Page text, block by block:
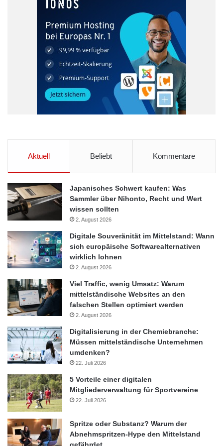
immer noch um 6 Prozent unter dem Vorjahreswert.
Laut CEO Schmidt ist Google nun zu kleineren, aber auch
großen strategischen Zukäufen bereit, wenn damit
Internetnutzer erreicht würden, die Google bisher nicht
ansprechen könne. Deshalb dürften große Akquisitionen sehr
selten bleiben, sagte Schmidt. Kleinere Übernahmen sollen
Google helfen, die Aktivitäten mit Geschäftskunden, den
Webbrowser Google Chrome sowie das Handy-Betriebssystem
Android zu verbessern.
(DDP)
Google Internet Konjunktur
Mountain View USA
Wirtschaftskennzahlen
Aktuell Beliebt Kommentare
Japanisches Schwert kaufen: Was
Sammler über Nihonto, Recht und Wert
wissen sollten
2. August 2026
Digitale Souveränität im Mittelstand: Wann
sich europäische Softwarealternativen
wirklich lohnen
2. August 2026
Viel Traffic, wenig Umsatz: Warum
mittelständische Websites an den
falschen Stellen optimiert werden
2. August 2026
Digitalisierung in der Chemiebranche:
Müssen mittelständische Unternehmen
umdenken?
22. Juli 2026
5 Vorteile einer digitalen
Mitgliederverwaltung für Sportvereine
22. Juli 2026
Spritze oder Substanz? Warum der
Abnehmspritzen-Hype den Mittelstand
gefährdet